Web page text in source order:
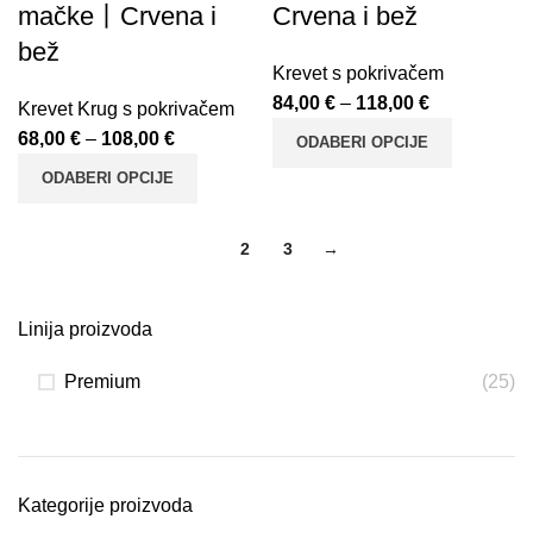
Linija proizvoda
Premium (25)
Kategorije proizvoda
mačke丨Crvena i
bež
Krevet Krug s pokrivačem
68,00 € – 108,00 €
ODABERI OPCIJE
Crvena i bež
Krevet s pokrivačem
84,00 € – 118,00 €
ODABERI OPCIJE
2 3 →